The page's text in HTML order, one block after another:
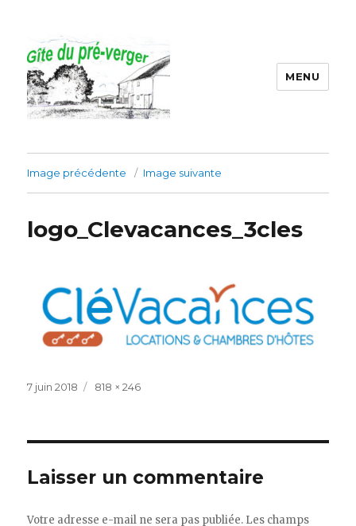
MENU
Image précédente Image suivante
logo_Clevacances_3cles
Publié
7 juin 2018
Taille
818 × 246
Laisser un commentaire
Votre adresse e-mail ne sera pas publiée. Les champs